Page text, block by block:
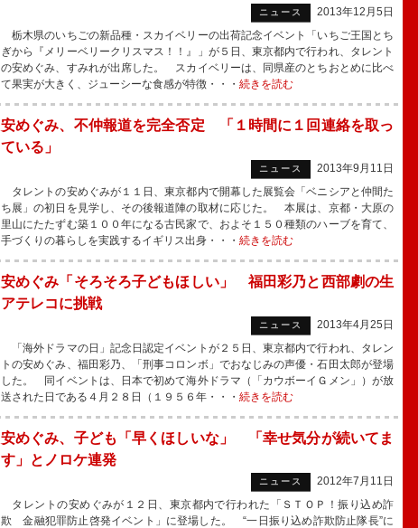
ニュース
2013年12月5日
栃木県のいちごの新品種・スカイベリーの出荷記念イベント「いちご王国とち
ぎから『メリーベリークリスマス！！』」が５日、東京都内で行われ、タレント
の安めぐみ、すみれが出席した。 スカイベリーは、同県産のとちおとめに比べ
て果実が大きく、ジューシーな食感が特徴・・・ 続きを読む
安めぐみ、不仲報道を完全否定 「１時間に１回連絡を取っ
ている」
ニュース
2013年9月11日
タレントの安めぐみが１１日、東京都内で開幕した展覧会「ベニシアと仲間た
ち展」の初日を見学し、その後報道陣の取材に応じた。 本展は、京都・大原の
里山にたたずむ築１００年になる古民家で、およそ１５０種類のハーブを育て、
手づくりの暮らしを実践するイギリス出身・・・ 続きを読む
安めぐみ「そろそろ子どもほしい」 福田彩乃と西部劇の生
アテレコに挑戦
ニュース
2013年4月25日
「海外ドラマの日」記念日認定イベントが２５日、東京都内で行われ、タレン
トの安めぐみ、福田彩乃、「刑事コロンボ」でおなじみの声優・石田太郎が登場
した。 同イベントは、日本で初めて海外ドラマ（「カウボーイＧメン」）が放
送された日である４月２８日（１９５６年・・・ 続きを読む
安めぐみ、子ども「早くほしいな」 「幸せ気分が続いてま
す」とノロケ連発
ニュース
2012年7月11日
タレントの安めぐみが１２日、東京都内で行われた「ＳＴＯＰ！振り込め詐
欺 金融犯罪防止啓発イベント」に登場した。 “一日振り込め詐欺防止隊長”に